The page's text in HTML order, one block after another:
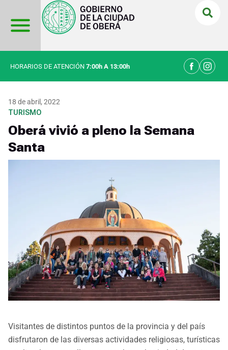
contenido
HORARIOS DE ATENCIÓN 7:00h A 13:00h
18 de abril, 2022
TURISMO
Oberá vivió a pleno la Semana
Santa
Visitantes de distintos puntos de la provincia y del país
disfrutaron de las diversas actividades religiosas, turísticas